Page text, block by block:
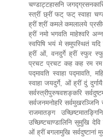
चण्डाट्टहासनि
स्त्रीं छ्रीं फट् फट् स्वाहा
ह्रीं श्रीं कमले कमलालये प्रसीद
ह्रीं नमो भगवति माहेश्वरि
स्वपिषि भयं मे समुपस्थितं
ह्रीं ओं, वनदुर्गे ह्रीं स्फुर
प्रचट प्रचट कह कह रम रम
पद्मावति स्वाहा पद्मावति,
स्वाहा जयदुर्गे, ओं ह्रीं दुं
सर्वस्त्रीपुरुषवशङ्करि
सर्वजनमनोहरि
राजमातङ्ग
उच्छिष्टचाण्डालिनि सुमुखि देवि
ओं ह्रीं बगलामुखि सर्वदुष्टानां